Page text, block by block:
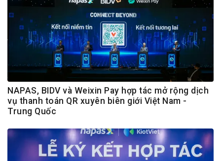
NAPAS, BIDV và Weixin Pay hợp tác mở rộng dịch
vụ thanh toán QR xuyên biên giới Việt Nam -
Trung Quốc